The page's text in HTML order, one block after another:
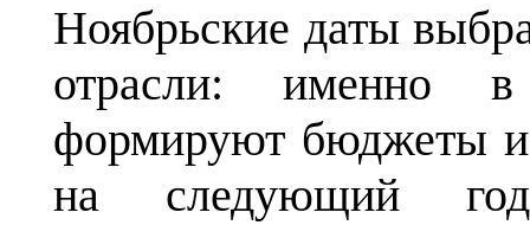
Ноябрьские даты
отрасли: именно
формируют бюджеты
на следующий